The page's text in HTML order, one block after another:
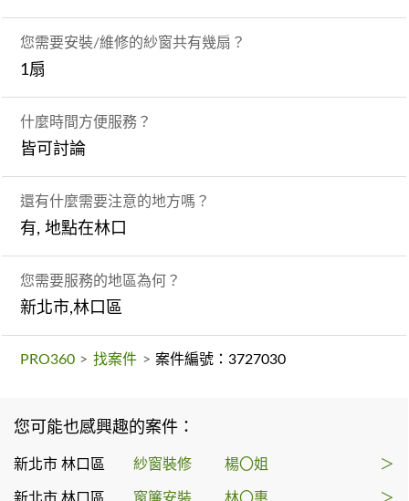
您需要安裝/維修的紗窗共有幾扇？
1扇
什麼時間方便服務？
皆可討論
還有什麼需要注意的地方嗎？
有, 地點在林口
您需要服務的地區為何？
新北市,林口區
PRO360 > 找案件 > 案件編號：3727030
您可能也感興趣的案件：
新北市 林口區 紗窗裝修 楊〇姐 ＞